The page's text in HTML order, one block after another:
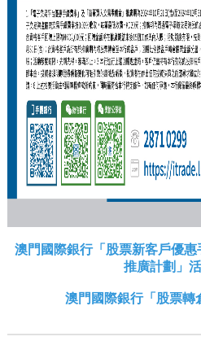
澳門國際銀行「股票新客戶優
推廣計劃」
澳門國際銀行「股票轉